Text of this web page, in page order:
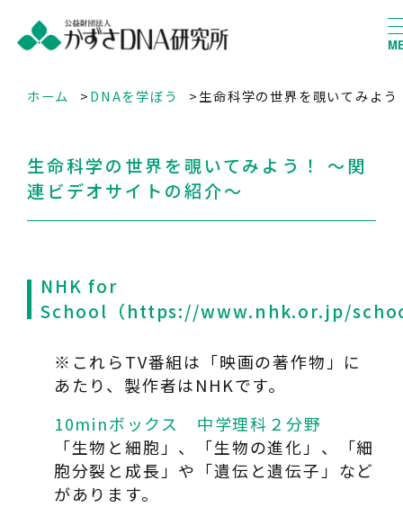
ホーム DNAを学ぼう 生命科学の世界を覗いてみよ
生命科学の世界を覗いてみよう！ ～関
連ビデオサイトの紹介～
NHK for
School（https://www.nhk.or.jp/
※これらTV番組は「映画の著作物」に
あたり、製作者はNHKです。
10minボックス 中学理科２分野
「生物と細胞」、「生物の進化」、「細
胞分裂と成長」や「遺伝と遺伝子」など
があります。